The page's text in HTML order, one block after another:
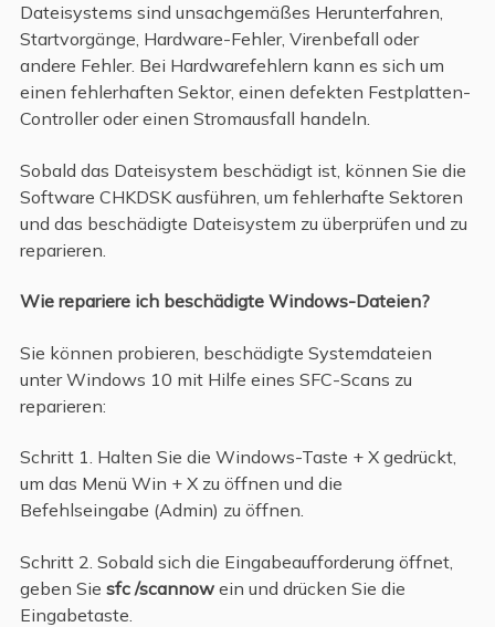
Dateisystems sind unsachgemäßes Herunterfahren,
Startvorgänge, Hardware-Fehler, Virenbefall oder
andere Fehler. Bei Hardwarefehlern kann es sich um
einen fehlerhaften Sektor, einen defekten Festplatten-
Controller oder einen Stromausfall handeln.
Sobald das Dateisystem beschädigt ist, können Sie die
Software CHKDSK ausführen, um fehlerhafte Sektoren
und das beschädigte Dateisystem zu überprüfen und zu
reparieren.
Wie repariere ich beschädigte Windows-Dateien?
Sie können probieren, beschädigte Systemdateien
unter Windows 10 mit Hilfe eines SFC-Scans zu
reparieren:
Schritt 1. Halten Sie die Windows-Taste + X gedrückt,
um das Menü Win + X zu öffnen und die
Befehlseingabe (Admin) zu öffnen.
Schritt 2. Sobald sich die Eingabeaufforderung öffnet,
geben Sie sfc /scannowein und drücken Sie die
Eingabetaste.